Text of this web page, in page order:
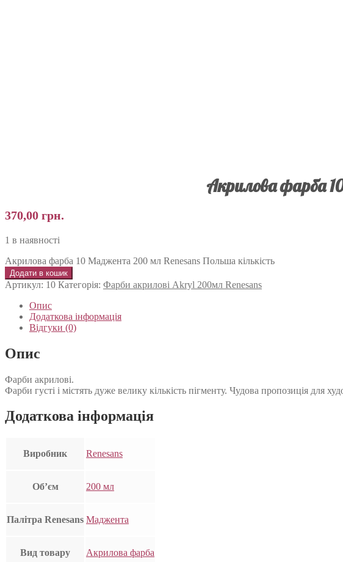
Акрилова фарба
370,00 грн.
1 в наявності
Акрилова фарба 10 Маджента 200 мл Renesans Польша кількість
Додати в кошик
Артикул: 10 Категорія: Фарби акрилові Akryl 200мл Renesans
Опис
Додаткова інформація
Відгуки (0)
Опис
Фарби акрилові.
Фарби густі і містять дуже велику кількість пігменту. Чудова пропозиція для
Додаткова інформація
Виробник Renesans
Об’єм 200 мл
Палітра Renesans Маджента
Вид товару Акрилова фарба